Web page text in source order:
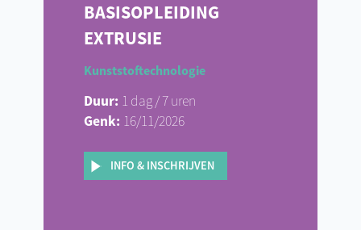
BASISOPLEIDING
EXTRUSIE
Kunststoftechnologie
Duur: 1 dag / 7 uren
Genk: 16/11/2026
INFO & INSCHRIJVEN